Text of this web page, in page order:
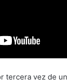
tercera vez de